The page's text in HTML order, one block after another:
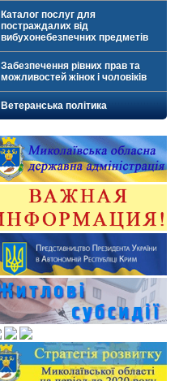
Каталог послуг для
постраждалих від
вибухонебезпечних предметів
Забезпечення рівних прав та
можливостей жінок і чоловіків
Ветеранська політика